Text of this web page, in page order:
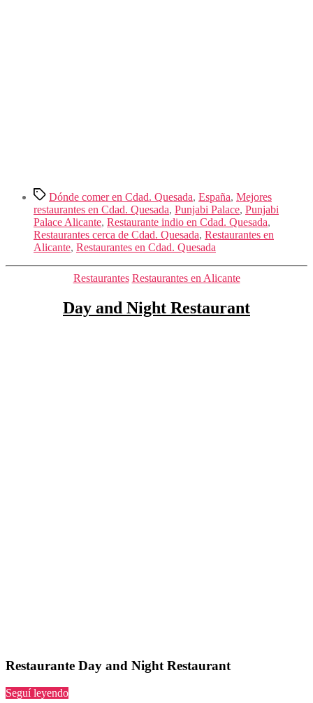
Etiquetas
Dónde comer en Cdad. Quesada, España, Mejores
restaurantes en Cdad. Quesada, Punjabi Palace, Punjabi
Palace Alicante, Restaurante indio en Cdad. Quesada,
Restaurantes cerca de Cdad. Quesada, Restaurantes en
Alicante, Restaurantes en Cdad. Quesada
Categorías
Restaurantes Restaurantes en Alicante
Day and Night Restaurant
Restaurante Day and Night Restaurant
Seguí leyendo“Day